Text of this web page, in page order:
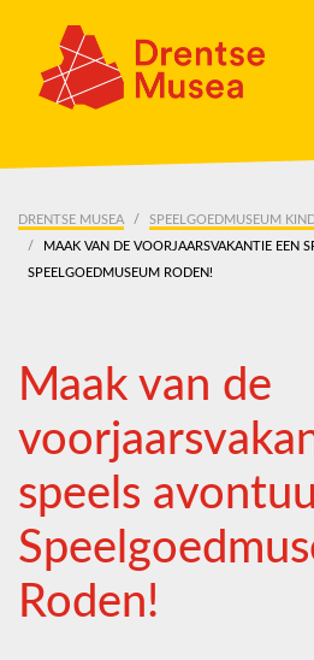
DRENTSE MUSEA
SPEELGOEDMUSEUM
MAAK VAN DE VOORJAARSVAKANTIE EEN
SPEELGOEDMUSEUM RODEN!
Maak van de
speels
Roden!